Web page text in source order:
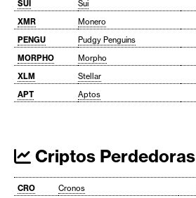
SUI
Sui
XMR
Monero
PENGU
Pudgy Penguins
MORPHO
Morpho
XLM
Stellar
APT
Aptos
Criptos Perdedoras
CRO Cronos